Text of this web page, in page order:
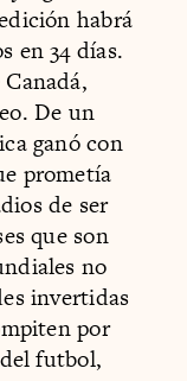
habrá
en 34 días.
De un
ganó con
prometía
de ser
que son
no
invertidas
por
futbol,